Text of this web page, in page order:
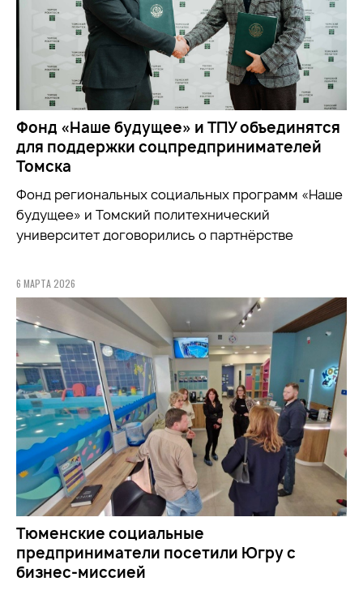
Фонд «Наше будущее» и ТПУ объединятся
для поддержки соцпредпринимателей
Томска
Фонд региональных социальных программ «Наше
будущее» и Томский политехнический
университет договорились о партнёрстве
6 МАРТА 2026
Тюменские социальные
предприниматели посетили Югру с
бизнес-миссией